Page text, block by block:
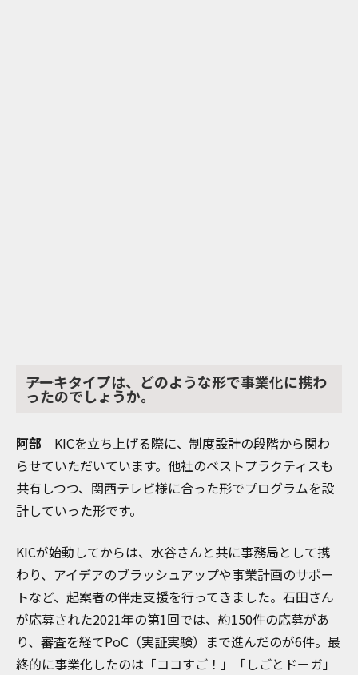
――アーキタイプは、どのような形で事業化に携わ
ったのでしょうか。
阿部 KICを立ち上げる際に、制度設計の段階から関わ
らせていただいています。他社のベストプラクティスも
共有しつつ、関西テレビ様に合った形でプログラムを設
計していった形です。
KICが始動してからは、水谷さんと共に事務局として携
わり、アイデアのブラッシュアップや事業計画のサポー
トなど、起案者の伴走支援を行ってきました。石田さん
が応募された2021年の第1回では、約150件の応募があ
り、審査を経てPoC（実証実験）まで進んだのが6件。最
終的に事業化したのは「ココすご！」「しごとドーガ」